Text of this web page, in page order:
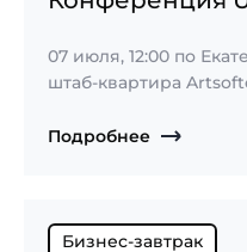
07 июля, 12:00 по
штаб-квартира
Подробнее
Бизнес-завтрак